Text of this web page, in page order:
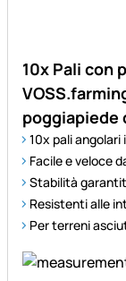
10x Pali con
poggiapiede
10x pali
Facile e veloce
Stabilità
Resistenti alle
Per terreni